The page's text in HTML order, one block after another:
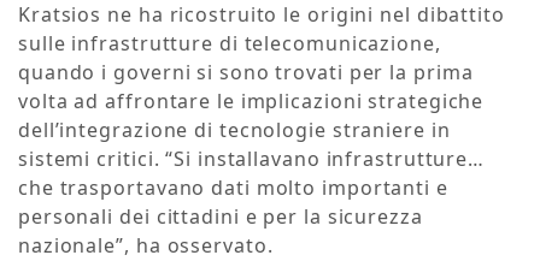
Kratsios ne ha ricostruito le origini nel dibattito
sulle infrastrutture di telecomunicazione,
quando i governi si sono trovati per la prima
volta ad affrontare le implicazioni strategiche
dell’integrazione di tecnologie straniere in
sistemi critici. “Si installavano infrastrutture…
che trasportavano dati molto importanti e
personali dei cittadini e per la sicurezza
nazionale”, ha osservato.